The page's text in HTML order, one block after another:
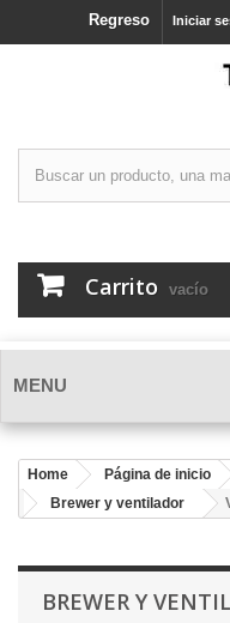
Iniciar
Regreso
Carrito vacío
MENU
Home Página de inicio
Brewer y ventilador
BREWER Y